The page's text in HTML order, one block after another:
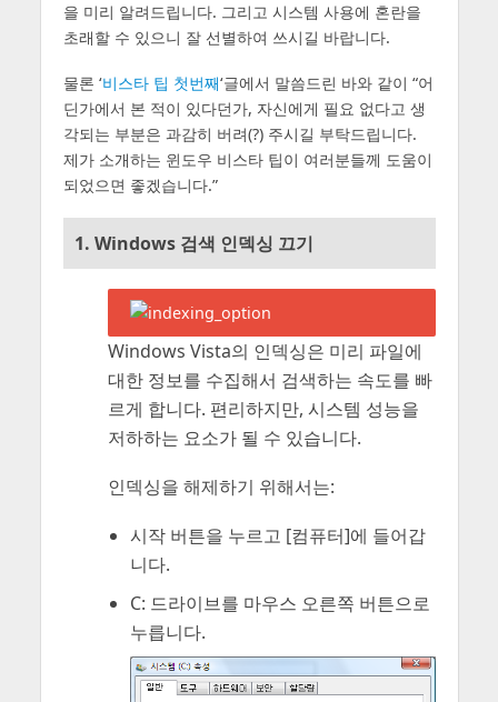
을 미리 알려드립니다. 그리고 시스템 사용에 혼란을
초래할 수 있으니 잘 선별하여 쓰시길 바랍니다.
물론 ‘비스타 팁 첫번째‘글에서 말씀드린 바와 같이 “어
딘가에서 본 적이 있다던가, 자신에게 필요 없다고 생
각되는 부분은 과감히 버려(?) 주시길 부탁드립니다.
제가 소개하는 윈도우 비스타 팁이 여러분들께 도움이
되었으면 좋겠습니다.”
1. Windows 검색 인덱싱 끄기
Windows Vista의 인덱싱은 미리 파일에
대한 정보를 수집해서 검색하는 속도를 빠
르게 합니다. 편리하지만, 시스템 성능을
저하하는 요소가 될 수 있습니다.
인덱싱을 해제하기 위해서는:
시작 버튼을 누르고 [컴퓨터]에 들어갑
니다.
C: 드라이브를 마우스 오른쪽 버튼으로
누릅니다.